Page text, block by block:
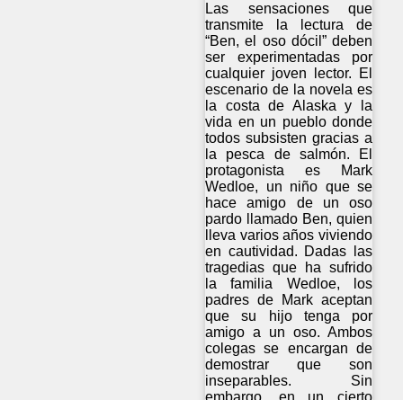
Las sensaciones que
transmite la lectura de
“Ben, el oso dócil” deben
ser experimentadas por
cualquier joven lector. El
escenario de la novela es
la costa de Alaska y la
vida en un pueblo donde
todos subsisten gracias a
la pesca de salmón. El
protagonista es Mark
Wedloe, un niño que se
hace amigo de un oso
pardo llamado Ben, quien
lleva varios años viviendo
en cautividad. Dadas las
tragedias que ha sufrido
la familia Wedloe, los
padres de Mark aceptan
que su hijo tenga por
amigo a un oso. Ambos
colegas se encargan de
demostrar que son
inseparables. Sin